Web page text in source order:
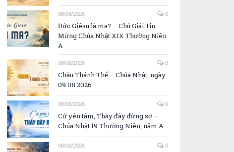
08/08/2026 0
Đức Giêsu là ma? – Chú Giải Tin
Mừng Chúa Nhật XIX Thường Niên
A
08/08/2026 0
Chầu Thánh Thể – Chúa Nhật, ngày
09.08.2026
08/08/2026 0
Cứ yên tâm, Thầy đây đừng sợ –
Chúa Nhật 19 Thường Niên, năm A
08/08/2026 0